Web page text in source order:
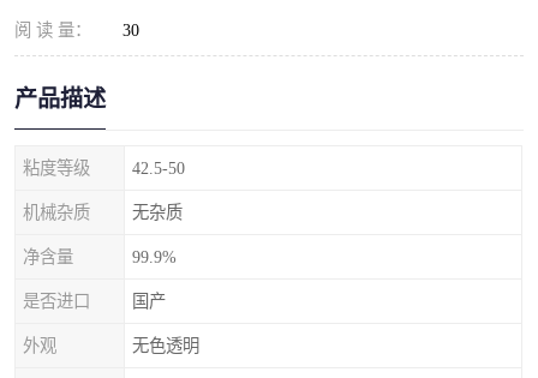
阅 读 量： 30
产品描述
粘度等级 42.5-50
机械杂质 无杂质
净含量 99.9%
是否进口 国产
外观 无色透明